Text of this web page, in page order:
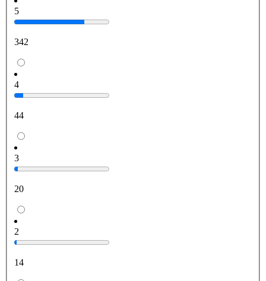
5
342
4
44
3
20
2
14